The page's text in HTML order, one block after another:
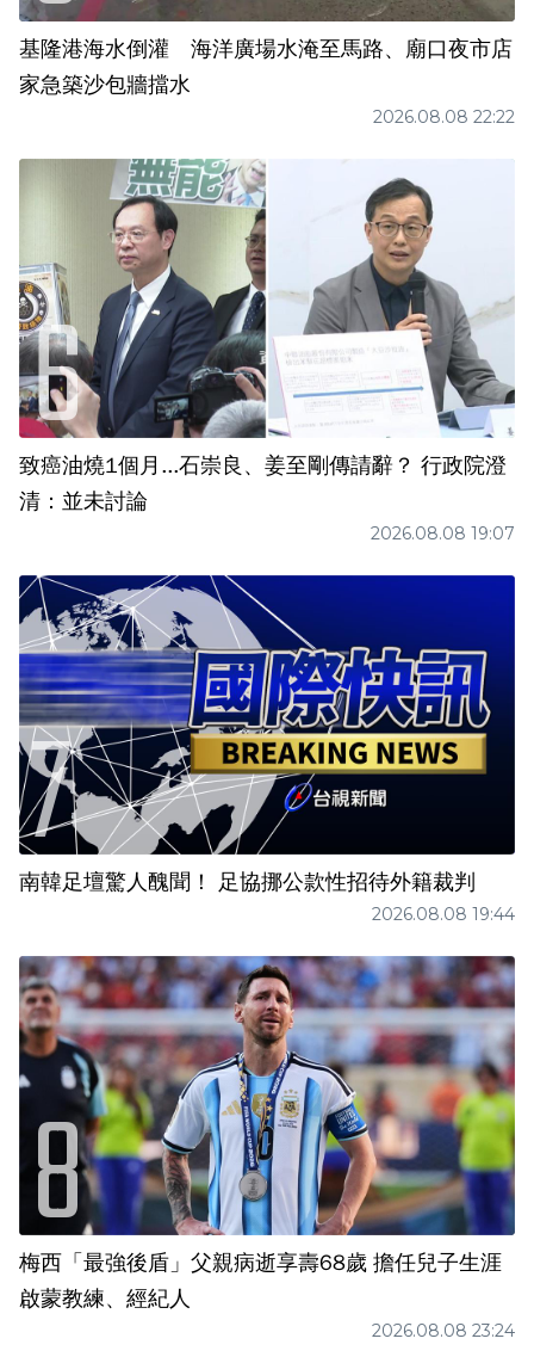
基隆港海水倒灌 海洋廣場水淹至馬路、廟口夜市店
家急築沙包牆擋水
2026.08.08 22:22
致癌油燒1個月...石崇良、姜至剛傳請辭？ 行政院澄
清：並未討論
2026.08.08 19:07
南韓足壇驚人醜聞！ 足協挪公款性招待外籍裁判
2026.08.08 19:44
梅西「最強後盾」父親病逝享壽68歲 擔任兒子生涯
啟蒙教練、經紀人
2026.08.08 23:24